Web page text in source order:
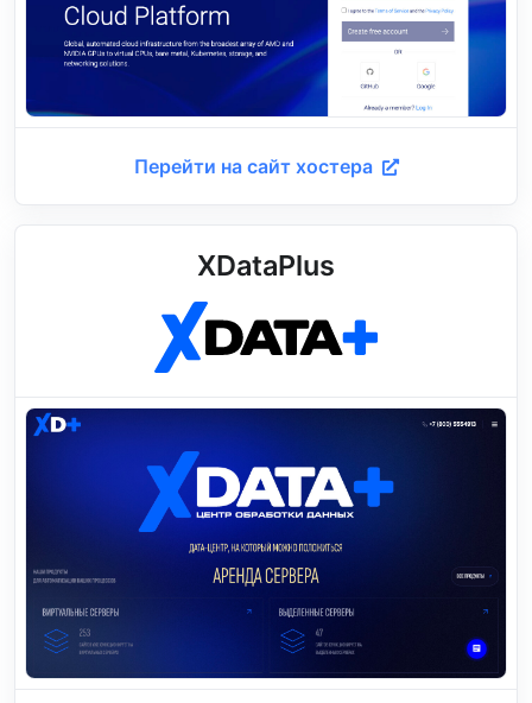
Перейти на сайт хостера
XDataPlus